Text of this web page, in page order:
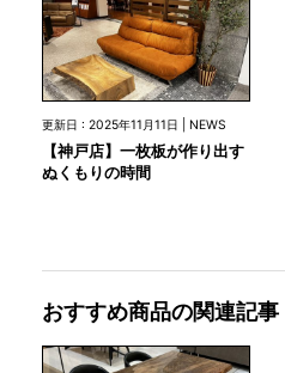
更新日 : 2025年11月11日 | NEWS
【神戸店】一枚板が作り出す
ぬくもりの時間
おすすめ商品の関連記事